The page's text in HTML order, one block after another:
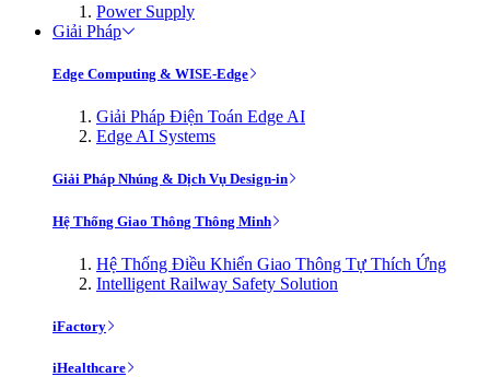
Power Supply
Giải Pháp
Edge Computing & WISE-Edge
Giải Pháp Điện Toán Edge AI
Edge AI Systems
Giải Pháp Nhúng & Dịch Vụ Design-in
Hệ Thống Giao Thông Thông Minh
Hệ Thống Điều Khiển Giao Thông Tự Thích Ứng
Intelligent Railway Safety Solution
iFactory
iHealthcare